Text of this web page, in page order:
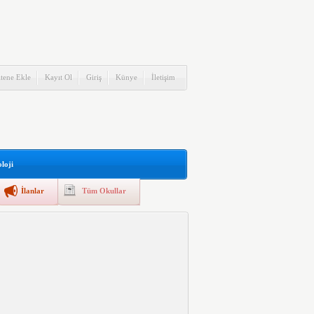
Ekle Kayıt Ol Giriş Künye İletişim
İlanlar Tüm Okullar